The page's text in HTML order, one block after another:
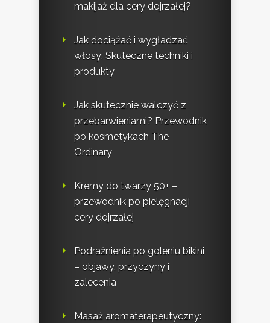
makijaż dla cery dojrzałej?
Jak dociążać i wygładzać
włosy: Skuteczne techniki i
produkty
Jak skutecznie walczyć z
przebarwieniami? Przewodnik
po kosmetykach The
Ordinary
Kremy do twarzy 50+ –
przewodnik po pielęgnacji
cery dojrzałej
Podrażnienia po goleniu bikini
– objawy, przyczyny i
zalecenia
Masaż aromaterapeutyczny: